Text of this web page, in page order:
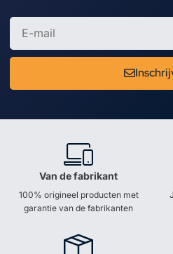
Van de fabrikant
100% origineel producten met
garantie van de fabrikanten